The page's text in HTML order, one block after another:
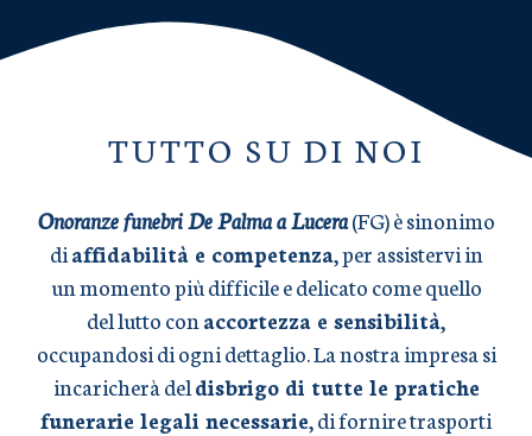
TUTTO SU DI NOI
Onoranze funebri De Palma a Lucera(FG) è sinonimo
diaffidabilità e competenza, per assistervi in
un momento più difficile e delicato come quello
del lutto con accortezza e sensibilità,
occupandosi di ogni dettaglio. La nostra impresa si
incaricherà deldisbrigo di tutte le pratiche
funerarie legali necessarie, di fornire trasporti